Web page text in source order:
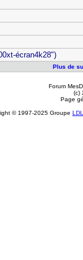
écran4k28")
Plus de
Forum
(c)
Page
© 1997-2025 Groupe